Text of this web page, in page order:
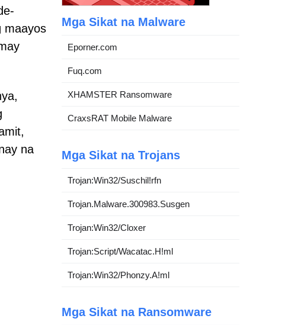
maayos
na
Mga Sikat na Malware
Eporner.com
Fuq.com
XHAMSTER Ransomware
CraxsRAT Mobile Malware
Mga Sikat na Trojans
Trojan:Win32/Suschil!rfn
Trojan.Malware.300983.Susgen
Trojan:Win32/Cloxer
Trojan:Script/Wacatac.H!ml
Trojan:Win32/Phonzy.A!ml
Mga Sikat na Ransomware